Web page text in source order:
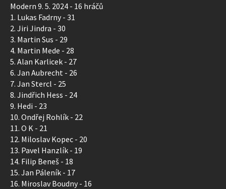
Modern 9. 5. 2024 - 16 hráčů
1. Lukas Fadrny - 31
2. Jiri Jindra - 30
3. Martin Sus - 29
4. Martin Mede - 28
5. Alan Karlicek - 27
6. Jan Aubrecht - 26
7. Jan Stercl - 25
8. Jindřich Hess - 24
9. Hedi - 23
10. Ondřej Rohlík - 22
11. O K - 21
12. Miloslav Kopec - 20
13. Pavel Hanzlík - 19
14. Filip Beneš - 18
15. Jan Páleník - 17
16. Miroslav Boudny - 16